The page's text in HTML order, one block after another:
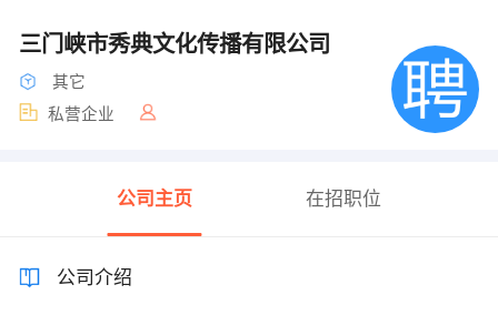
三门峡市秀典文化传播有限公司
其它
私营企业
公司主页 在招职位
公司介绍